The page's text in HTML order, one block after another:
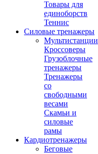
Товары для
единоборств
Теннис
Силовые тренажеры
Мультистанции
Кроссоверы
Грузоблочные
тренажеры
Тренажеры
со
свободными
весами
Скамьи и
силовые
рамы
Кардиотренажеры
Беговые